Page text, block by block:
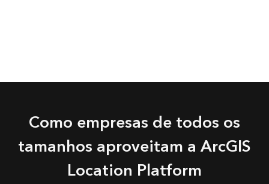
Como empresas de todos os
tamanhos aproveitam a ArcGIS
Location Platform